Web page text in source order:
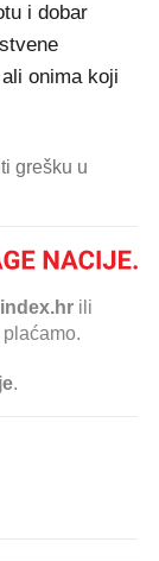
i dobar
onima koji
grešku u
ili
.